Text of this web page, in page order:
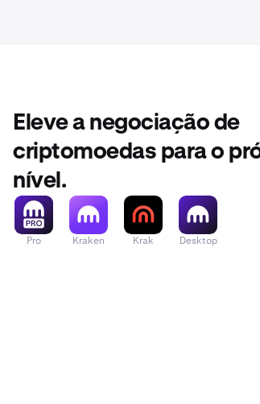
Eleve a negociação de
criptomoedas para o
nível.
Pro Kraken Krak Desktop